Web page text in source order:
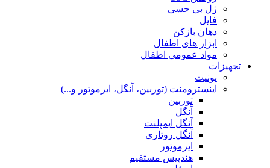
ژل بی حسی
فایل
دهان بازکن
ابزار های اطفال
مواد عمومی اطفال
تجهیزات
یونیت
اینسترومنت (توربین، آنگل، ایرموتور و...)
توربین
آنگل
آنگل ایمپلنت
آنگل روتاری
ایرموتور
هندپیس مستقیم